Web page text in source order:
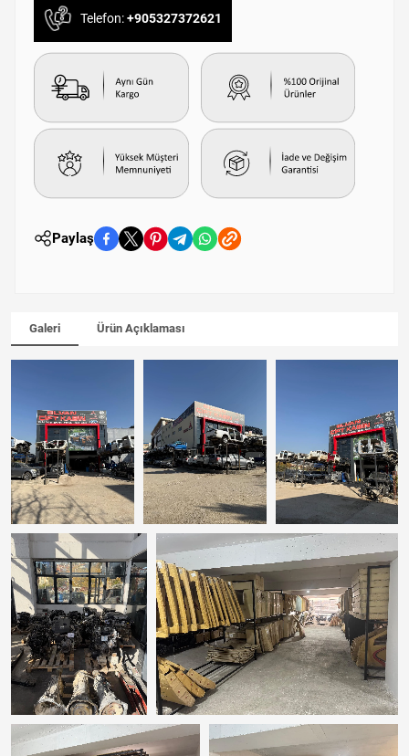
Telefon:+905327372621
Paylaş
Galeri Ürün Açıklaması